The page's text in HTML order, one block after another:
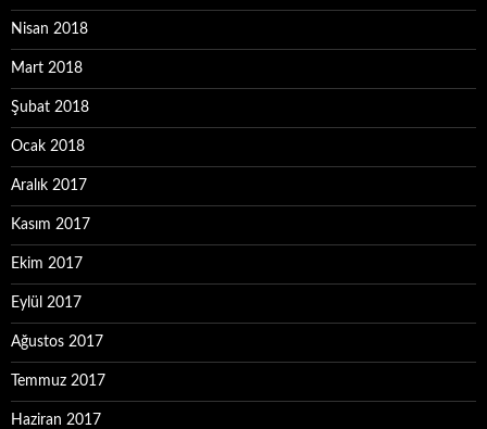
Nisan 2018
Mart 2018
Şubat 2018
Ocak 2018
Aralık 2017
Kasım 2017
Ekim 2017
Eylül 2017
Ağustos 2017
Temmuz 2017
Haziran 2017